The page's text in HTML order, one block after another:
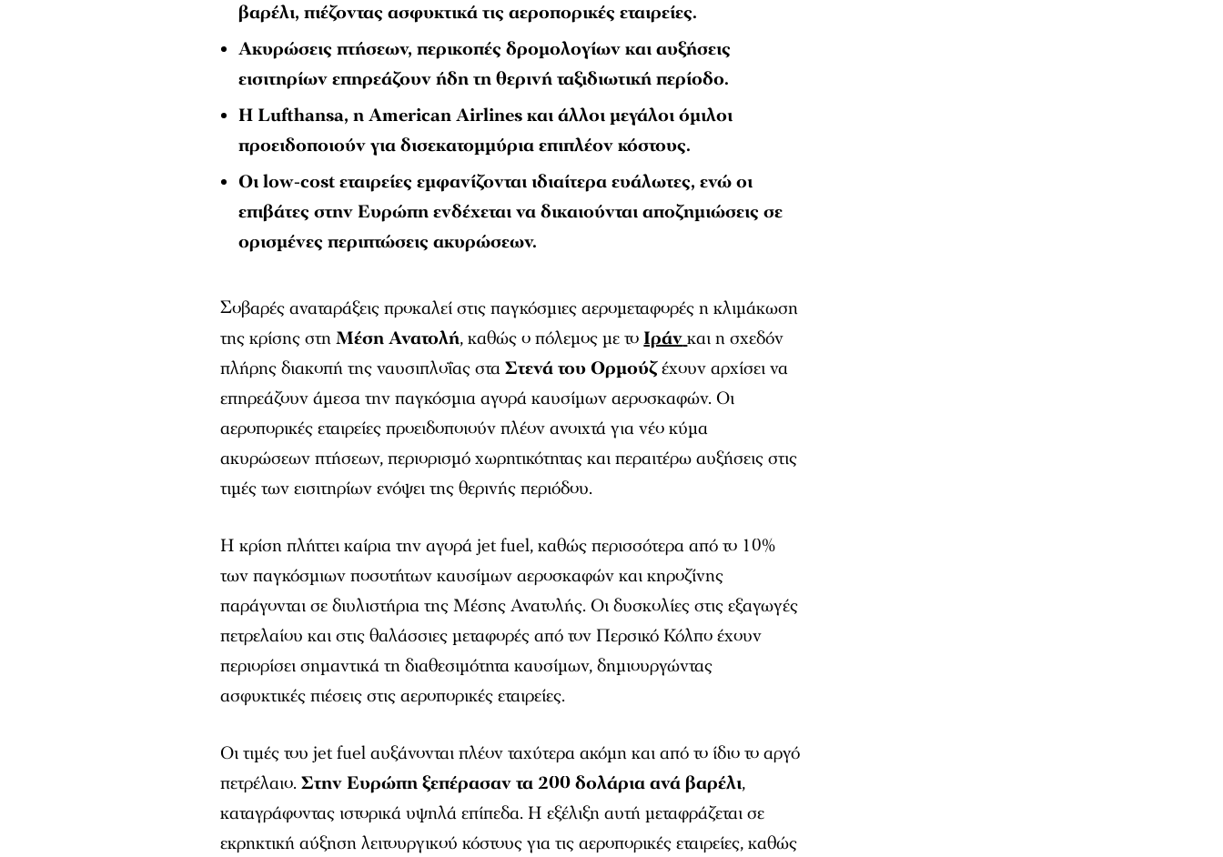
βαρέλι, πιέζοντας ασφυκτικά τις αεροπορικές εταιρείες.
Ακυρώσεις πτήσεων, περικοπές δρομολογίων και αυξήσεις
εισιτηρίων επηρεάζουν ήδη τη θερινή ταξιδιωτική περίοδο.
Η Lufthansa, η American Airlines και άλλοι μεγάλοι όμιλοι
προειδοποιούν για δισεκατομμύρια επιπλέον κόστους.
Οι low-cost εταιρείες εμφανίζονται ιδιαίτερα ευάλωτες, ενώ οι
επιβάτες στην Ευρώπη ενδέχεται να δικαιούνται αποζημιώσεις σε
ορισμένες περιπτώσεις ακυρώσεων.
Σοβαρές αναταράξεις προκαλεί στις παγκόσμιες αερομεταφορές η κλιμάκωση
της κρίσης στηΜέση Ανατολή, καθώς ο πόλεμος με τοΙράνκαι η σχεδόν
πλήρης διακοπή της ναυσιπλοΐας σταΣτενά του Ορμούζέχουν αρχίσει να
επηρεάζουν άμεσα την παγκόσμια αγορά καυσίμων αεροσκαφών. Οι
αεροπορικές εταιρείες προειδοποιούν πλέον ανοιχτά για νέο κύμα
ακυρώσεων πτήσεων, περιορισμό χωρητικότητας και περαιτέρω αυξήσεις στις
τιμές των εισιτηρίων ενόψει της θερινής περιόδου.
Η κρίση πλήττει καίρια την αγορά jet fuel, καθώς περισσότερα από το 10%
των παγκόσμιων ποσοτήτων καυσίμων αεροσκαφών και κηροζίνης
παράγονται σε διυλιστήρια της Μέσης Ανατολής. Οι δυσκολίες στις εξαγωγές
πετρελαίου και στις θαλάσσιες μεταφορές από τον Περσικό Κόλπο έχουν
περιορίσει σημαντικά τη διαθεσιμότητα καυσίμων, δημιουργώντας
ασφυκτικές πιέσεις στις αεροπορικές εταιρείες.
Οι τιμές του jet fuel αυξάνονται πλέον ταχύτερα ακόμη και από το ίδιο το αργό
πετρέλαιο. Στην Ευρώπη ξεπέρασαν τα 200 δολάρια ανά βαρέλι,
καταγράφοντας ιστορικά υψηλά επίπεδα. Η εξέλιξη αυτή μεταφράζεται σε
εκρηκτική αύξηση λειτουργικού κόστους για τις αεροπορικές εταιρείες, καθώς